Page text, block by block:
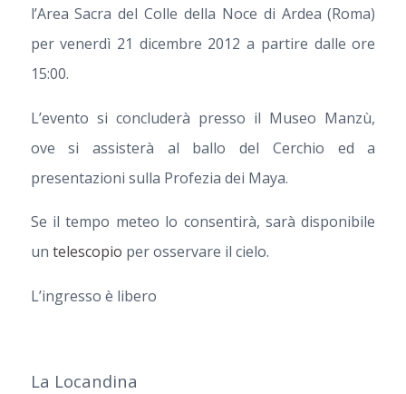
l’Area Sacra del Colle della Noce di Ardea (Roma)
per venerdì 21 dicembre 2012 a partire dalle ore
15:00.
L’evento si concluderà presso il Museo Manzù,
ove si assisterà al ballo del Cerchio ed a
presentazioni sulla Profezia dei Maya.
Se il tempo meteo lo consentirà, sarà disponibile
un telescopio per osservare il cielo.
L’ingresso è libero
La Locandina